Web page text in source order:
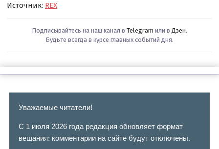
Источник: REX
Подписывайтесь на наш канал в Telegram или в Дзен.
Будьте всегда в курсе главных событий дня.
Уважаемые читатели!
С 1 июля 2026 года редакция обновляет формат
вещания: комментарии на сайте будут отключены.